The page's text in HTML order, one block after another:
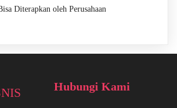
Diterapkan oleh Perusahaan
Hubungi Kami